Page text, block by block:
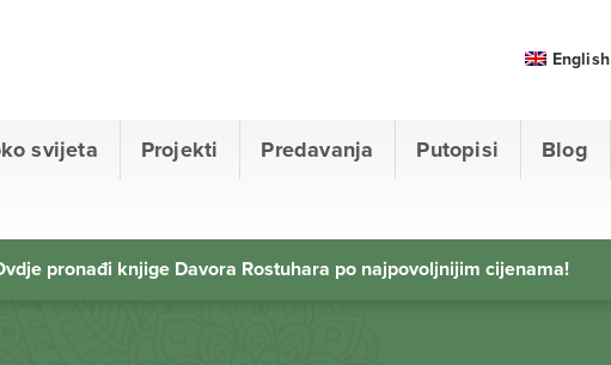
svijeta Projekti Predavanja Putopisi Blog
English
pronađi knjige Davora Rostuhara po najpovoljnijim cijenama!